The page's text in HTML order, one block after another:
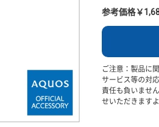
参考価格￥
ご注意：製品に
サービス等の対
責任も負いませ
せいただきます